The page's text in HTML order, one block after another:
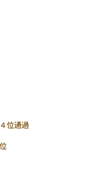
通過